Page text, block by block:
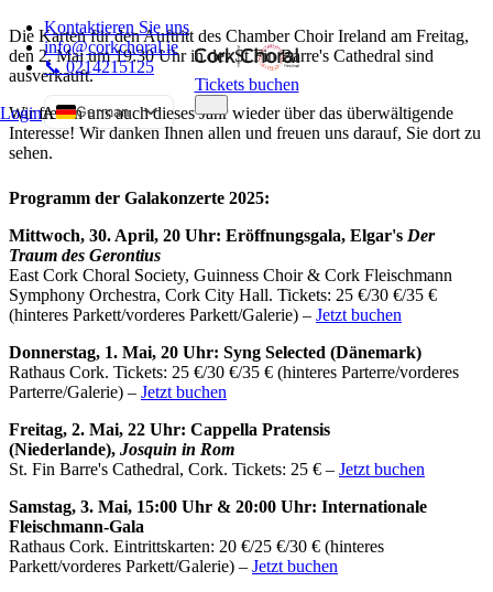
Kontaktieren Sie uns
info@corkchoral.ie
📞 0214215125
LoginA
German
English
Czech
Danish
Greek
Spanish
French
Hungarian
Italian
Polish
Ukrainian
Tickets buchen
Die Karten für den Auftritt des Chamber Choir Ireland am Freitag,
den 2. Mai um 19:30 Uhr in der St Fin Barre's Cathedral sind
ausverkauft.
Wir freuen uns auch dieses Jahr wieder über das überwältigende
Interesse! Wir danken Ihnen allen und freuen uns darauf, Sie dort zu
sehen.
Programm der Galakonzerte 2025:
Mittwoch, 30. April, 20 Uhr: Eröffnungsgala, Elgar's Der
Traum des Gerontius
East Cork Choral Society, Guinness Choir & Cork Fleischmann
Symphony Orchestra, Cork City Hall. Tickets: 25 €/30 €/35 €
(hinteres Parkett/vorderes Parkett/Galerie) – Jetzt buchen
Donnerstag, 1. Mai, 20 Uhr: Syng Selected (Dänemark)
Rathaus Cork. Tickets: 25 €/30 €/35 € (hinteres Parterre/vorderes
Parterre/Galerie) – Jetzt buchen
Freitag, 2. Mai, 22 Uhr: Cappella Pratensis
(Niederlande), Josquin in Rom
St. Fin Barre's Cathedral, Cork. Tickets: 25 € – Jetzt buchen
Samstag, 3. Mai, 15:00 Uhr & 20:00 Uhr: Internationale
Fleischmann-Gala
Rathaus Cork. Eintrittskarten: 20 €/25 €/30 € (hinteres
Parkett/vorderes Parkett/Galerie) – Jetzt buchen